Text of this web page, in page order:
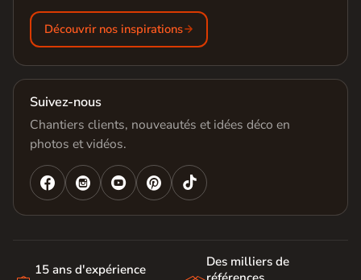
Découvrir nos inspirations
Suivez-nous
Chantiers clients, nouveautés et idées déco en
photos et vidéos.
   
15 ans d'expérience
Des milliers de